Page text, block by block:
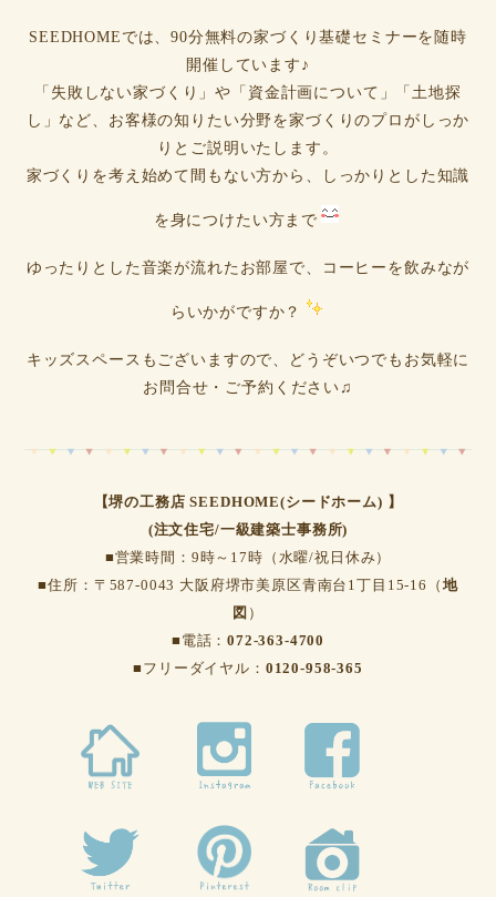
SEEDHOMEでは、90分無料の家づくり基礎セミナーを随時
開催しています♪
「失敗しない家づくり」や「資金計画について」「土地探
し」など、お客様の知りたい分野を家づくりのプロがしっか
りとご説明いたします。
家づくりを考え始めて間もない方から、しっかりとした知識
を身につけたい方まで
ゆったりとした音楽が流れたお部屋で、コーヒーを飲みなが
らいかがですか？
キッズスペースもございますので、どうぞいつでもお気軽に
お問合せ・ご予約ください♫
【堺の工務店 SEEDHOME(シードホーム) 】
(注文住宅/一級建築士事務所)
■営業時間：9時～17時（水曜/祝日休み）
■住所：〒587-0043 大阪府堺市美原区青南台1丁目15-16（ 地
図 ）
■電話：072-363-4700
■フリーダイヤル： 0120-958-365